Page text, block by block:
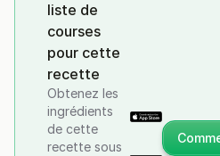
liste de
courses
pour cette
recette
Obtenez les
ingrédients
de cette
recette sous